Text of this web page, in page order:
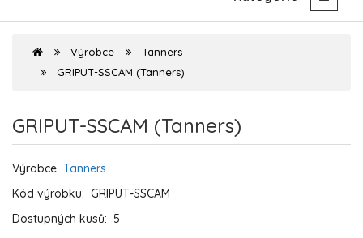
Výrobce
Tanners
GRIPUT-SSCAM (Tanners)
GRIPUT-SSCAM (Tanners)
Výrobce Tanners
Kód výrobku: GRIPUT-SSCAM
Dostupných kusů: 5